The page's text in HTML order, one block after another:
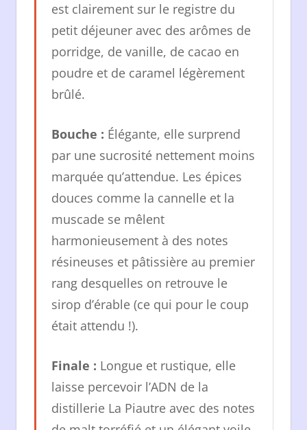
est clairement sur le registre du
petit déjeuner avec des arômes de
porridge, de vanille, de cacao en
poudre et de caramel légèrement
brûlé.
Bouche : Élégante, elle surprend
par une sucrosité nettement moins
marquée qu’attendue. Les épices
douces comme la cannelle et la
muscade se mêlent
harmonieusement à des notes
résineuses et pâtissière au premier
rang desquelles on retrouve le
sirop d’érable (ce qui pour le coup
était attendu !).
Finale : Longue et rustique, elle
laisse percevoir l’ADN de la
distillerie La Piautre avec des notes